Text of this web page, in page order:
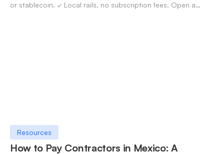
or stablecoin. ✓ Local rails, no subscription fees. Open a
Resources
How to Pay Contractors in Mexico: A